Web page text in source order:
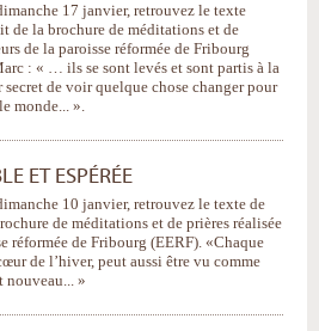
17 janvier, retrouvez le texte
de la brochure de méditations et de
de la paroisse réformée de Fribourg
: « … ils se sont levés et sont partis à la
de voir quelque chose changer pour
monde... ».
ET ESPÉRÉE
10 janvier, retrouvez le texte de
de méditations et de prières réalisée
réformée de Fribourg (EERF). «Chaque
de l’hiver, peut aussi être vu comme
nouveau... »